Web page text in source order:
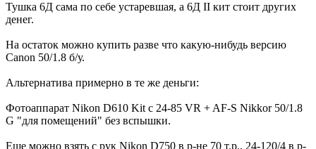
Тушка 6Д сама по себе устаревшая, а 6Д II кит стоит других
денег.
На остаток можно купить разве что какую-нибудь версию
Canon 50/1.8 б/у.
Альтернатива примерно в те же деньги:
Фотоаппарат Nikon D610 Kit с 24-85 VR + AF-S Nikkor 50/1.8
G "для помещений" без вспышки.
Еще можно взять с рук Nikon D750 в р-не 70 т.р., 24-120/4 в р-